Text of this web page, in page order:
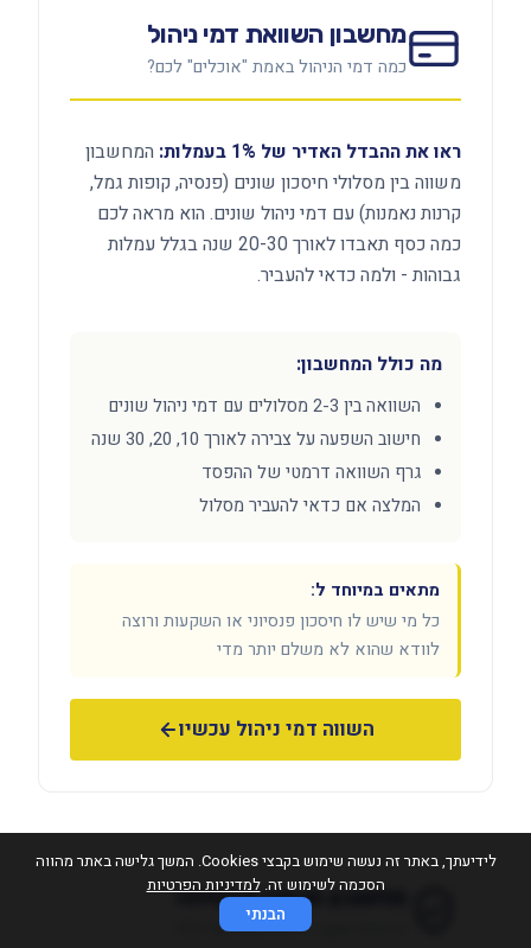
מחשבון השוואת דמי ניהול
כמה דמי הניהול באמת "אוכלים" לכם?
ראו את ההבדל האדיר של 1% בעמלות:
המחשבון
משווה בין מסלולי חיסכון שונים (פנסיה, קופות גמל,
קרנות נאמנות) עם דמי ניהול שונים. הוא מראה לכם
כמה כסף תאבדו לאורך 20-30 שנה בגלל עמלות
גבוהות - ולמה כדאי להעביר.
מה כולל המחשבון:
השוואה בין 2-3 מסלולים עם דמי ניהול שונים
חישוב השפעה על צבירה לאורך 10, 20, 30 שנה
גרף השוואה דרמטי של ההפסד
המלצה אם כדאי להעביר מסלול
מתאים במיוחד ל:
כל מי שיש לו חיסכון פנסיוני או השקעות ורוצה
לוודא שהוא לא משלם יותר מדי
השווה דמי ניהול עכשיו
מחשבון פנסיה מבטיחה
כדאיות מעבר לדמי ניהול של כלל
לידיעתך, באתר זה נעשה שימוש בקבצי Cookies. המשך גלישה באתר מהווה
הסכמה לשימוש זה.למדיניות הפרטיות
הבנתי